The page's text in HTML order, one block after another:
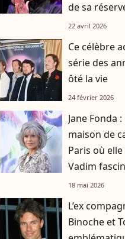
de sa
l'heureux
22 avril 2026
Ce célèbre
série des
ôté la vie
24 février 2026
Jane Fonda
maison de
Paris où
Vadim
18 mai 2026
L’ex
Binoche et